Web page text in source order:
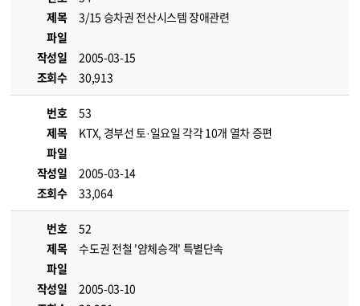
제목
3/15 승차권 전산시스템 장애관련
파일
작성일
2005-03-15
조회수
30,913
번호
53
제목
KTX, 경부선 토·일요일 각각 10개 열차 증편
파일
작성일
2005-03-14
조회수
33,064
번호
52
제목
수도권 전철 '얌체승객' 특별단속
파일
작성일
2005-03-10